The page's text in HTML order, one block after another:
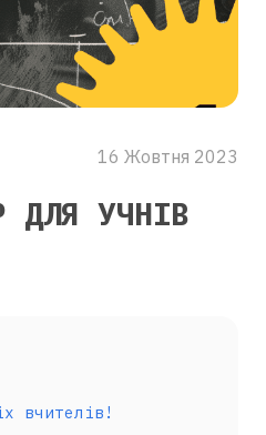
16 Жовтня 2023
ДЛЯ УЧНІВ
вчителів!